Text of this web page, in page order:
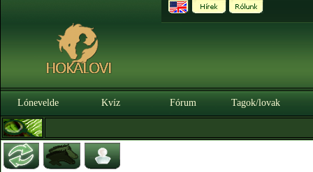
Lónevelde Kvíz Fórum Tagok/lovak